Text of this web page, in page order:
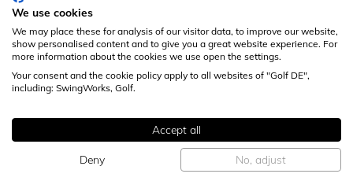
6 frei, €19,00
Sa, 29.08.2026, 10:00
5 frei, €299,00
Do, 10.09.2026, 19:00
We use cookies
We may place these for analysis of our visitor data, to improve our website,
show personalised content and to give you a great website experience. For
more information about the cookies we use open the settings.
Your consent and the cookie policy apply to all websites of "Golf DE",
including: SwingWorks, Golf.
Accept all
Deny No, adjust